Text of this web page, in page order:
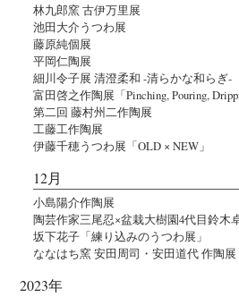
林九郎窯 古伊万里展
池田大介うつわ展
藤原純個展
平岡仁陶展
細川令子展 清澄柔和 -清らかな和らぎ-
富田啓之作陶展「Pinching, Pouring,
第二回 藤村州二作陶展
工藤工作陶展
伊藤千穂うつわ展「OLD × NEW」
12月
小島陽介作陶展
陶芸作家三尾忍×盆栽大樹園4代目鈴木
坂下花子「練り込みのうつわ展」
ななはち窯 安田周司・安田道代 作陶展
2023年